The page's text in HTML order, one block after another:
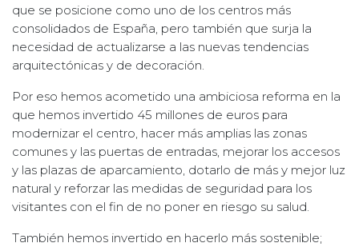
que se posicione como uno de los centros más
consolidados de España, pero también que surja la
necesidad de actualizarse a las nuevas tendencias
arquitectónicas y de decoración.
Por eso hemos acometido una ambiciosa reforma en la
que hemos invertido 45 millones de euros para
modernizar el centro, hacer más amplias las zonas
comunes y las puertas de entradas, mejorar los accesos
y las plazas de aparcamiento, dotarlo de más y mejor luz
natural y reforzar las medidas de seguridad para los
visitantes con el fin de no poner en riesgo su salud.
También hemos invertido en hacerlo más sostenible;